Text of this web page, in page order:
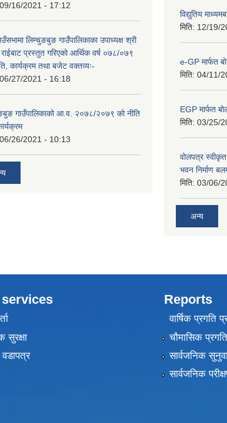
09/16/2021 - 17:12
लिम्चुङबुङ गाउँपालिकाका उपाध्यक्ष श्री
राईबाट प्रस्तुत गरिएको आर्थिक वर्ष ०७८/०७९
कार्यक्रम तथा बजेट वक्तव्यः-
06/27/2021 - 16:18
गाउँपालिकाको आ.व. २०७८/२०७९ को नीति
06/26/2021 - 10:13
विद्युतिय
मिति: 12/19/
e-GP मार्फत
मिति: 04/11/
EGP मार्फत
मिति: 03/25/
वोलपत्र
भवन निर्माण
मिति: 03/06/
अन्य
सुरक्षा
Reports
वार्षिक प्रगति
चौमासिक
सार्वजनिक
सार्वजनिक